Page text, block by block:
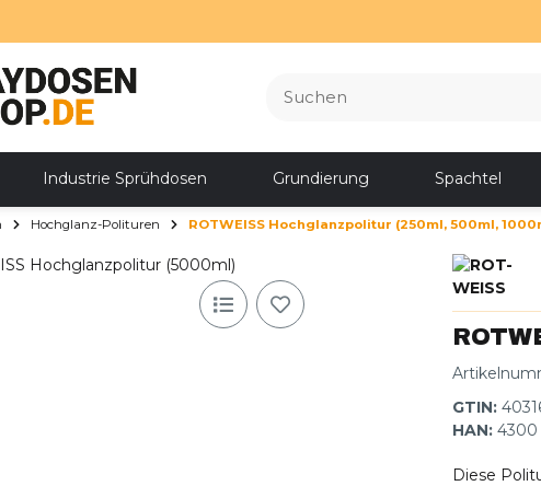
Industrie Sprühdosen Grundierung Spachtel
Hochglanz-Polituren ROTWEISS Hochglanzpolitur (250ml, 500ml,
GTIN:
HAN: 4300
Diese